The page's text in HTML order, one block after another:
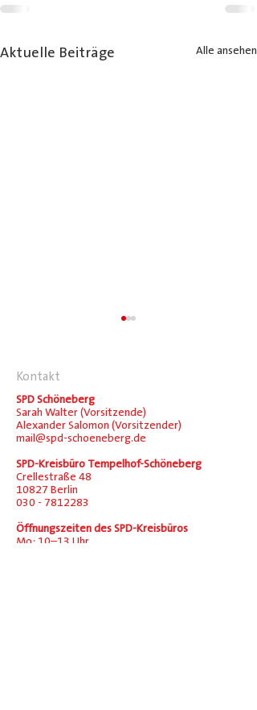
Aktuelle Beiträge Alle ansehen
AK Buntstifte für frühe
Bildung
Kontakt
SPD Schöneberg
Sarah Walter (Vorsitzende)
Alexander Salomon (Vorsitzender)
mail@spd-schoeneberg.de
SPD-Kreisbüro Tempelhof-Schöneberg
Crellestraße 48
10827 Berlin
030 - 7812283
Öffnungszeiten des SPD-Kreisbüros
Mo: 10–13 Uhr